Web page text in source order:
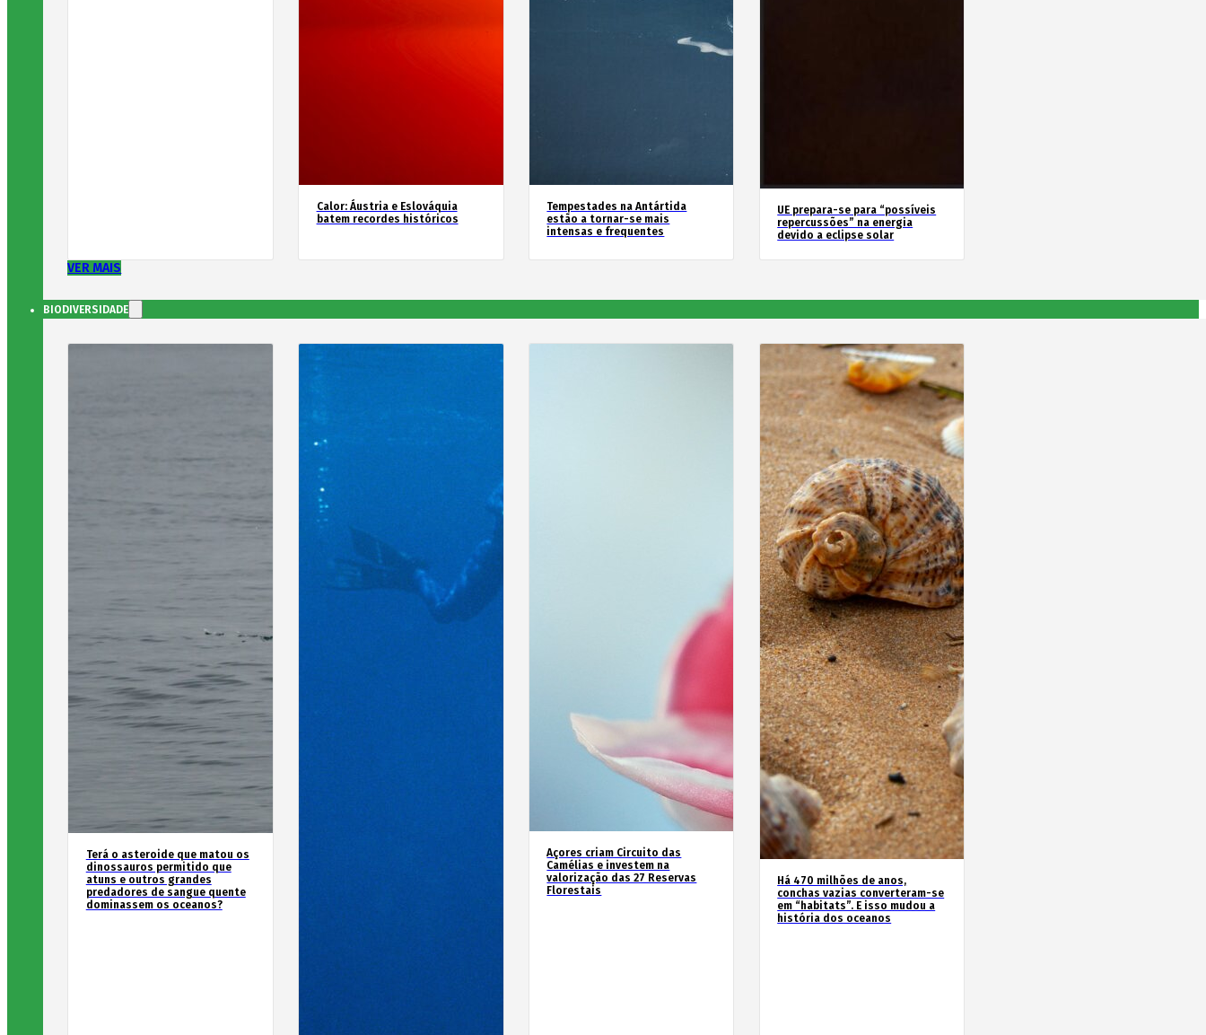
Calor: Áustria e Eslováquia
batem recordes históricos
Tempestades na Antártida
estão a tornar-se mais
intensas e frequentes
UE prepara-se para “possíveis
repercussões” na energia
devido a eclipse solar
VER MAIS
BIODIVERSIDADE
Terá o asteroide que matou os
dinossauros permitido que
atuns e outros grandes
predadores de sangue quente
dominassem os oceanos?
Açores criam Circuito das
Camélias e investem na
valorização das 27 Reservas
Florestais
Há 470 milhões de anos,
conchas vazias converteram-se
em “habitats”. E isso mudou a
história dos oceanos